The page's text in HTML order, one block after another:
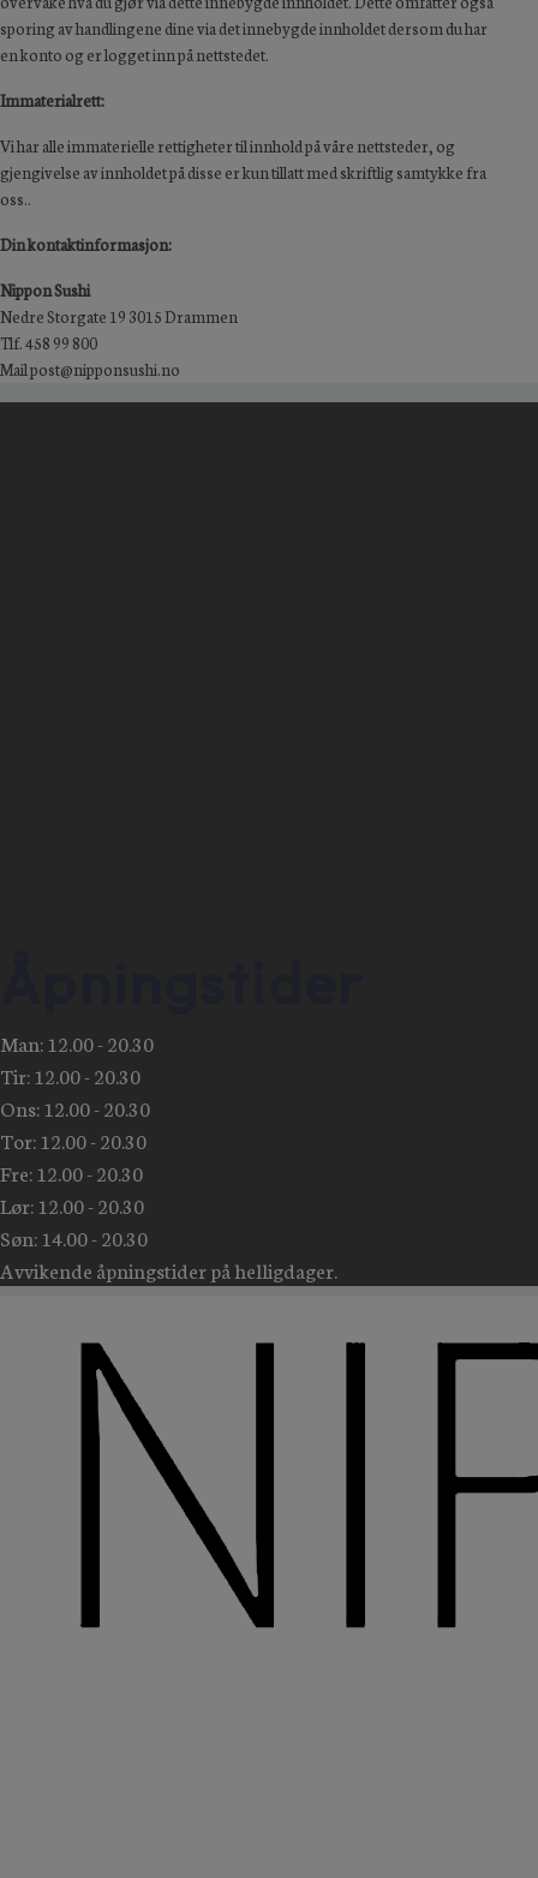
sporing av handlingene dine via det innebygde innholdet dersom du har
en konto og er logget inn på nettstedet.
Immaterialrett:
Vi har alle immaterielle rettigheter til innhold på våre nettsteder, og
gjengivelse av innholdet på disse er kun tillatt med skriftlig samtykke fra
oss..
Din kontaktinformasjon:
Nippon Sushi
Nedre Storgate 19 3015 Drammen
Tlf. 458 99 800
Mail post@nipponsushi.no
Man: 12.00 - 20.30
Tir: 12.00 - 20.30
Ons: 12.00 - 20.30
Tor: 12.00 - 20.30
Fre: 12.00 - 20.30
Lør: 12.00 - 20.30
Søn: 14.00 - 20.30
Avvikende åpningstider på helligdager.